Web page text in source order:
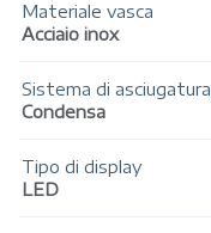
Materiale vasca
Acciaio inox
Sistema di asciugatura
Condensa
Tipo di display
LED